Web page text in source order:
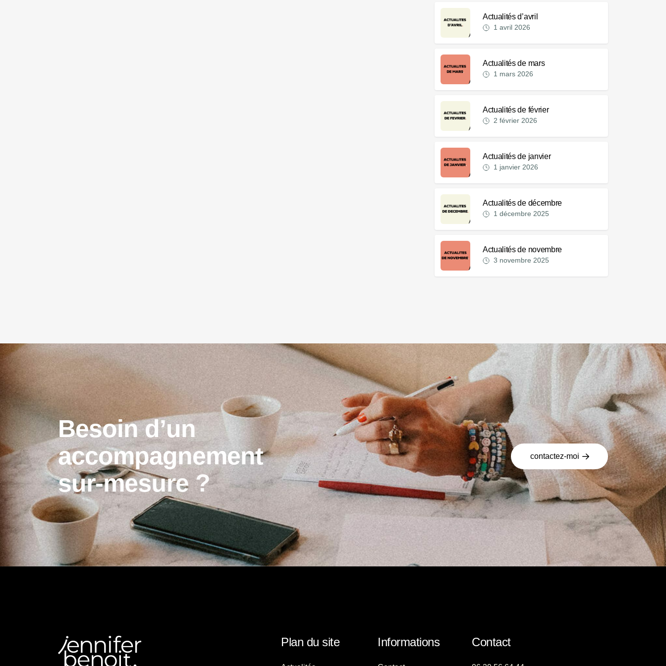
Actualités d’avril
1 avril 2026
Actualités de mars
1 mars 2026
Actualités de février
2 février 2026
Actualités de janvier
1 janvier 2026
Actualités de décembre
1 décembre 2025
Actualités de novembre
3 novembre 2025
Besoin d’un
accompagnement
sur-mesure ?
contactez-moi
Plan du site Informations Contact